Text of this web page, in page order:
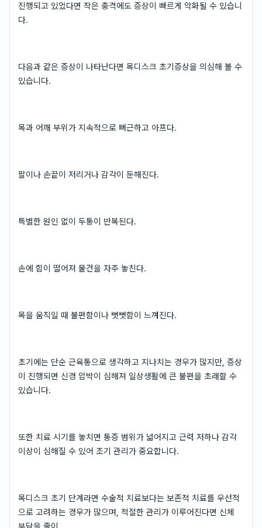
진행되고 있었다면 작은 충격에도 증상이 빠르게 악화될 수 있습니
다.
다음과 같은 증상이 나타난다면 목디스크 초기증상을 의심해 볼 수
있습니다.
목과 어깨 부위가 지속적으로 뻐근하고 아프다.
팔이나 손끝이 저리거나 감각이 둔해진다.
특별한 원인 없이 두통이 반복된다.
손에 힘이 떨어져 물건을 자주 놓친다.
목을 움직일 때 불편함이나 뻣뻣함이 느껴진다.
초기에는 단순 근육통으로 생각하고 지나치는 경우가 많지만, 증상
이 진행되면 신경 압박이 심해져 일상생활에 큰 불편을 초래할 수
있습니다.
또한 치료 시기를 놓치면 통증 범위가 넓어지고 근력 저하나 감각
이상이 심해질 수 있어 조기 관리가 중요합니다.
목디스크 초기 단계라면 수술적 치료보다는 보존적 치료를 우선적
으로 고려하는 경우가 많으며, 적절한 관리가 이루어진다면 신체
부담을 줄이